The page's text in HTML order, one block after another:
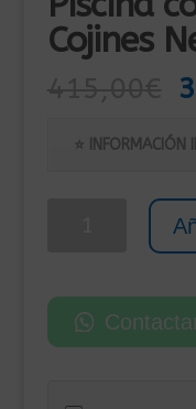
Cojines
⭐ INFORMACIÓN
Piscina
con